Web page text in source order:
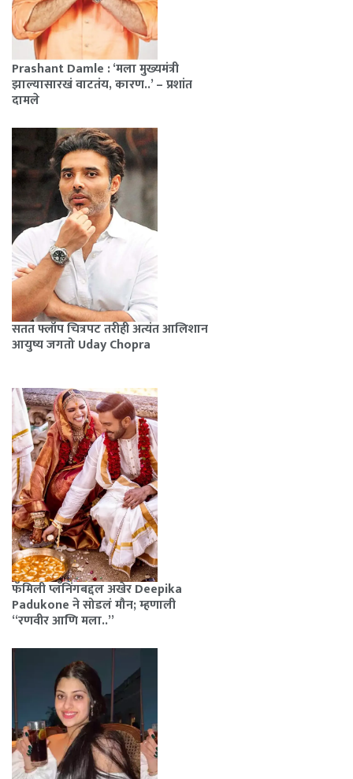
Prashant Damle : ‘मला मुख्यमंत्री
झाल्यासारखं वाटतंय, कारण..’ – प्रशांत
दामले
सतत फ्लॉप चित्रपट तरीही अत्यंत आलिशान
आयुष्य जगतो Uday Chopra
फॅमिली प्लॅनिंगबद्दल अखेर Deepika
Padukone ने सोडलं मौन; म्हणाली
“रणवीर आणि मला..”